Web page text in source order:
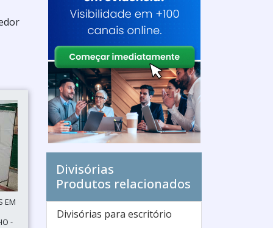
EM
-
Divisórias
Produtos relacionados
Divisórias para escritório